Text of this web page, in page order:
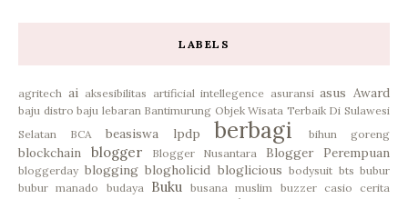
LABELS
agritech ai aksesibilitas artificial intellegence asuransi asus Award
baju distro baju lebaran Bantimurung Objek Wisata Terbaik Di Sulawesi
Selatan
BCA beasiswa lpdp berbagi bihun goreng
blockchain blogger Blogger Nusantara Blogger Perempuan
bloggerday blogging blogholicid bloglicious bodysuit bts bubur
bubur manado
budaya Buku busana muslim buzzer casio cerita